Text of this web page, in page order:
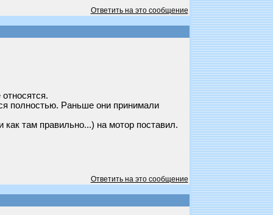
Ответить на это сообщение
полностью. Раньше они принимали
там правильно...) на мотор поставил.
Ответить на это сообщение